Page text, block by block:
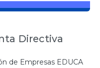
Directiva
de Empresas EDUCA